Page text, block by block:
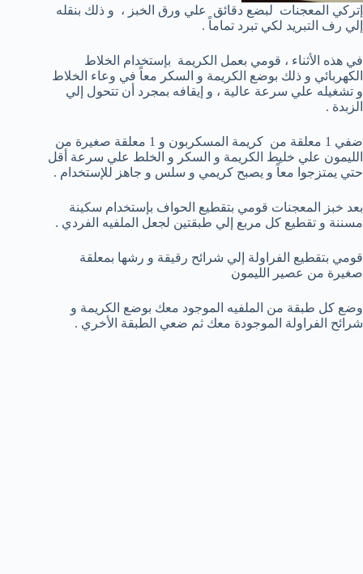
إتركي المعجنات لبضع دقائق علي ورق الخبز ، و ذلك بنقله
إلي رف التبريد لكي تبرد تماماً .
في هذه الأثناء ، قومي بعمل الكريمة بإستخدام الخلاط
الكهربائي و ذلك بوضع الكريمة و السكر معاً في وعاء الخلاط
و تشغيله علي سرعة عالية ، و إيقافه بمجرد أن تتحول إلي
الزبدة .
ضفي 1 معلقة من كريمة المسكربون و 1 معلقة صغيرة من
الليمون علي خليط الكريمة و السكر و الخلط علي سرعة أقل
حتي يمتزجوا معاً و يصبح كريمي و سلس و جاهز للإستخدام .
بعد خبز المعجنات قومي بتقطيع الحواف بإستخدام سكينة
مسننة و تقطيع كل مربع إلي طبقتين لجعل الملفيه الفردي .
قومي بتقطيع الفراولة إلي شرائح رقيقة و رشها بمعلقة
صغيرة من عصير الليمون
وضع كل طبقة من الملفيه الموجود معك بوضع الكريمة و
شرائح الفراولة الموجودة معك ثم ضعي الطبقة الأخري .